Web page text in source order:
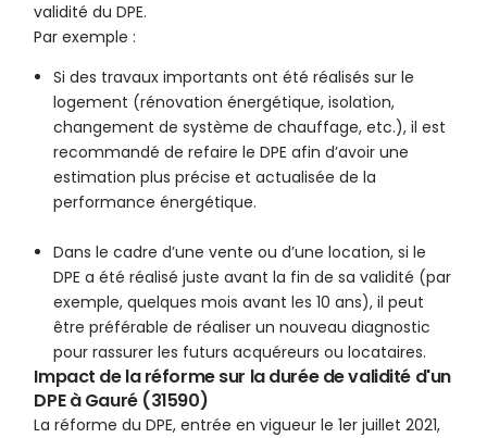
validité du DPE.
Par exemple :
Si des travaux importants ont été réalisés sur le
logement (rénovation énergétique, isolation,
changement de système de chauffage, etc.), il est
recommandé de refaire le DPE afin d’avoir une
estimation plus précise et actualisée de la
performance énergétique.
Dans le cadre d’une vente ou d’une location, si le
DPE a été réalisé juste avant la fin de sa validité (par
exemple, quelques mois avant les 10 ans), il peut
être préférable de réaliser un nouveau diagnostic
pour rassurer les futurs acquéreurs ou locataires.
Impact de la réforme sur la durée de validité d'un
DPE à Gauré (31590)
La réforme du DPE, entrée en vigueur le 1er juillet 2021,